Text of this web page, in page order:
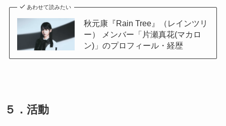
あわせて読みたい
秋元康『Rain Tree』（レインツリ
ー） メンバー「片瀬真花(マカロ
ン)」のプロフィール・経歴
５．活動